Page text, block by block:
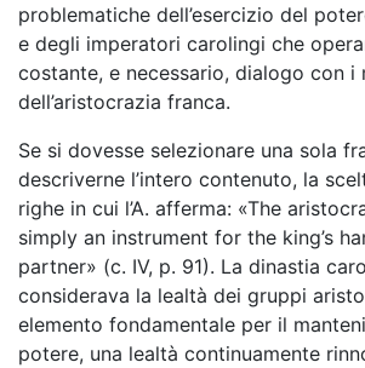
problematiche dell’esercizio del
e degli imperatori carolingi che
costante, e necessario, dialogo con i
dell’aristocrazia franca.
Se si dovesse selezionare una sola
descriverne l’intero contenuto, la
righe in cui l’A. afferma: «The
simply an instrument for the king’s
partner» (c. IV, p. 91). La dinastia
considerava la lealtà dei gruppi
elemento fondamentale per il
potere, una lealtà continuamente